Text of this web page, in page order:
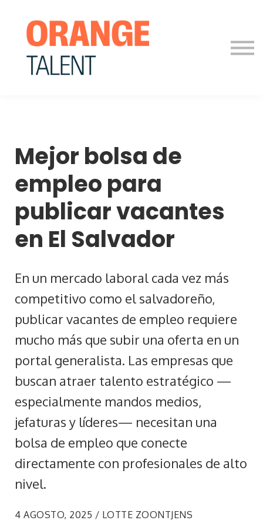
Blog
Contáctanos
Mejor bolsa de
empleo para
publicar vacantes
en El Salvador
En un mercado laboral cada vez más
competitivo como el salvadoreño,
publicar vacantes de empleo requiere
mucho más que subir una oferta en un
portal generalista. Las empresas que
buscan atraer talento estratégico —
especialmente mandos medios,
jefaturas y líderes— necesitan una
bolsa de empleo que conecte
directamente con profesionales de alto
nivel.
4 AGOSTO, 2025 / LOTTE ZOONTJENS